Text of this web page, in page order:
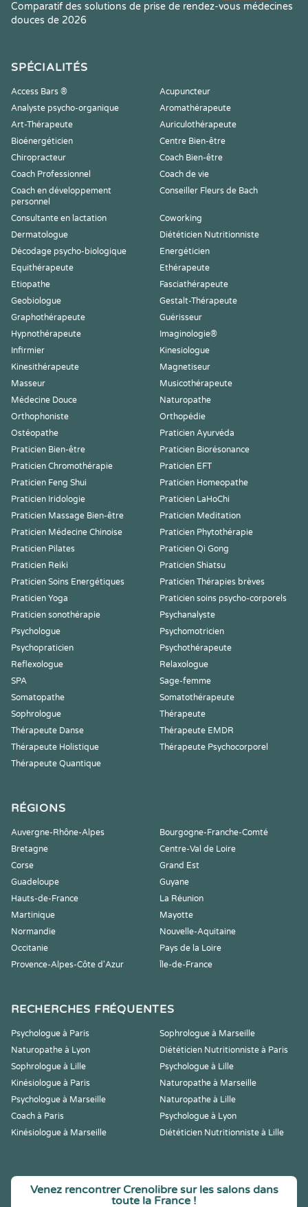
Comparatif des solutions de prise de rendez-vous médecines
douces de 2026
SPÉCIALITÉS
Access Bars ®
Acupuncteur
Analyste psycho-organique
Aromathérapeute
Art-Thérapeute
Auriculothérapeute
Bioénergéticien
Centre Bien-être
Chiropracteur
Coach Bien-être
Coach Professionnel
Coach de vie
Coach en développement
personnel
Conseiller Fleurs de Bach
Consultante en lactation
Coworking
Dermatologue
Diététicien Nutritionniste
Décodage psycho-biologique
Energéticien
Equithérapeute
Ethérapeute
Etiopathe
Fasciathérapeute
Geobiologue
Gestalt-Thérapeute
Graphothérapeute
Guérisseur
Hypnothérapeute
Imaginologie®
Infirmier
Kinesiologue
Kinesithérapeute
Magnetiseur
Masseur
Musicothérapeute
Médecine Douce
Naturopathe
Orthophoniste
Orthopédie
Ostéopathe
Praticien Ayurvéda
Praticien Bien-être
Praticien Biorésonance
Praticien Chromothérapie
Praticien EFT
Praticien Feng Shui
Praticien Homeopathe
Praticien Iridologie
Praticien LaHoChi
Praticien Massage Bien-être
Praticien Meditation
Praticien Médecine Chinoise
Praticien Phytothérapie
Praticien Pilates
Praticien Qi Gong
Praticien Reiki
Praticien Shiatsu
Praticien Soins Energétiques
Praticien Thérapies brèves
Praticien Yoga
Praticien soins psycho-corporels
Praticien sonothérapie
Psychanalyste
Psychologue
Psychomotricien
Psychopraticien
Psychothérapeute
Reflexologue
Relaxologue
SPA
Sage-femme
Somatopathe
Somatothérapeute
Sophrologue
Thérapeute
Thérapeute Danse
Thérapeute EMDR
Thérapeute Holistique
Thérapeute Psychocorporel
Thérapeute Quantique
RÉGIONS
Auvergne-Rhône-Alpes
Bourgogne-Franche-Comté
Bretagne
Centre-Val de Loire
Corse
Grand Est
Guadeloupe
Guyane
Hauts-de-France
La Réunion
Martinique
Mayotte
Normandie
Nouvelle-Aquitaine
Occitanie
Pays de la Loire
Provence-Alpes-Côte d'Azur
Île-de-France
RECHERCHES FRÉQUENTES
Psychologue à Paris
Sophrologue à Marseille
Naturopathe à Lyon
Diététicien Nutritionniste à Paris
Sophrologue à Lille
Psychologue à Lille
Kinésiologue à Paris
Naturopathe à Marseille
Psychologue à Marseille
Naturopathe à Lille
Coach à Paris
Psychologue à Lyon
Kinésiologue à Marseille
Diététicien Nutritionniste à Lille
Venez rencontrer Crenolibre sur les salons dans
toute la France !